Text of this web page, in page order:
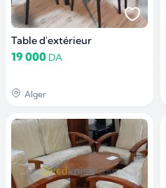
Table d'extérieur
19 000 DA
Alger